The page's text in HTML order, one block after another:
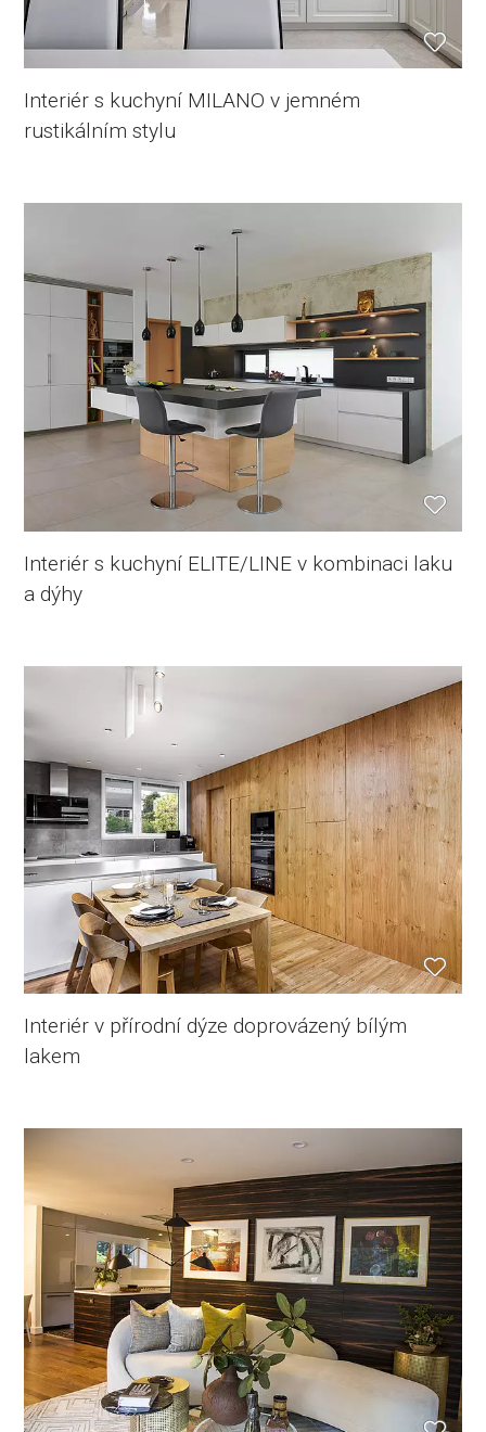
Interiér s kuchyní MILANO v jemném
rustikálním stylu
Interiér s kuchyní ELITE/LINE v kombinaci laku
a dýhy
Interiér v přírodní dýze doprovázený bílým
lakem